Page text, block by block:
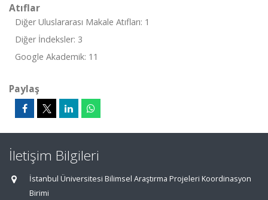
Atıflar
Diğer Uluslararası Makale Atıfları: 1
Diğer İndeksler: 3
Google Akademik: 11
Paylaş
İletişim Bilgileri
İstanbul Üniversitesi Bilimsel Araştırma Projeleri Koordinasyon
Birimi